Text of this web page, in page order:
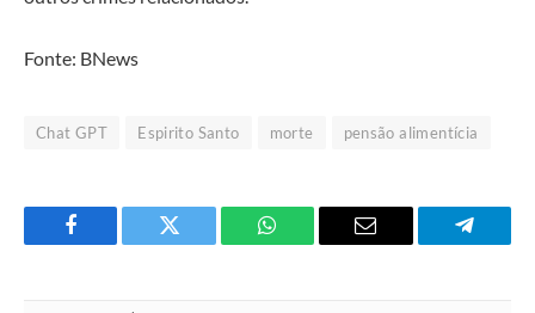
Fonte: BNews
Chat GPT Espirito Santo morte pensão alimentícia
Facebook Twitter
O
E-